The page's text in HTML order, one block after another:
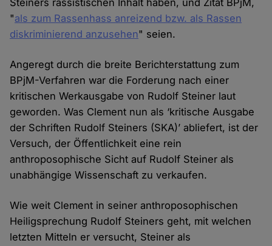
Steiners rassistischen Inhalt haben, und Zitat BPjM,
"als zum Rassenhass anreizend bzw. als Rassen
diskriminierend anzusehen" seien.
Angeregt durch die breite Berichterstattung zum
BPjM-Verfahren war die Forderung nach einer
kritischen Werkausgabe von Rudolf Steiner laut
geworden. Was Clement nun als ‘kritische Ausgabe
der Schriften Rudolf Steiners (SKA)’ abliefert, ist der
Versuch, der Öffentlichkeit eine rein
anthroposophische Sicht auf Rudolf Steiner als
unabhängige Wissenschaft zu verkaufen.
Wie weit Clement in seiner anthroposophischen
Heiligsprechung Rudolf Steiners geht, mit welchen
letzten Mitteln er versucht, Steiner als